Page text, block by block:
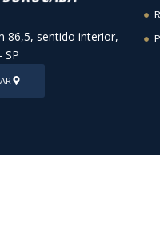
86,5, sentido interior,
SP